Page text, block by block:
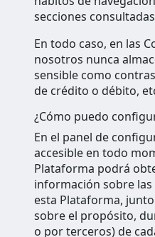
secciones
En todo caso, en las
nosotros nunca
sensible como
de crédito o débito,
¿Cómo puedo
En el panel de
accesible en todo
Plataforma podrá
información sobre
esta Plataforma,
sobre el propósito,
o por terceros) de